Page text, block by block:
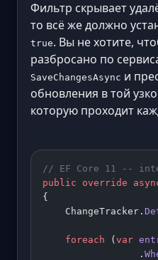
Фильтр скрывает
то всё же должно
true. Вы не хотите,
разбросано по
SaveChangesAsync и
обновления в той
которую проходит
// EF Core 11 --
public override
{
    ChangeTracker.
    foreach
(var
                 .